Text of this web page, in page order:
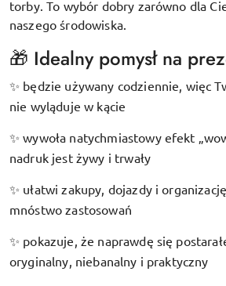
torby. To wybór dobry zarówno dla
naszego środowiska.
🎁 Idealny pomysł na
✨ będzie używany codziennie, więc
nie wyląduje w kącie
✨ wywoła natychmiastowy efekt
nadruk jest żywy i trwały
✨ ułatwi zakupy, dojazdy i
mnóstwo zastosowań
✨ pokazuje, że naprawdę się
oryginalny, niebanalny i praktyczny